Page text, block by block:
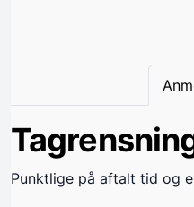
Punktlige på aftalt tid og